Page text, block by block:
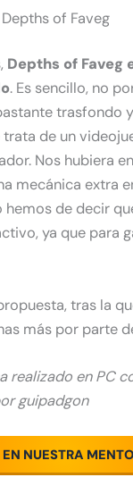
of Faveg
Depths of Faveg
. Es sencillo, no
trasfondo
trata de un
Nos hubiera
mecánica extra
hemos de decir
ya que para
tras la
más por parte
realizado en PC
guipadgon
NUESTRA